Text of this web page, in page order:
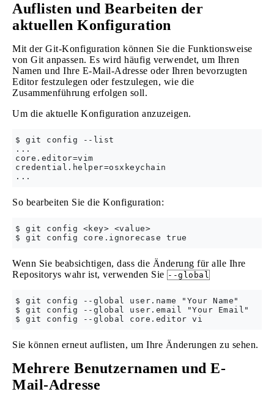
Auflisten und Bearbeiten der
aktuellen Konfiguration
Mit der Git-Konfiguration können Sie die Funktionsweise
von Git anpassen. Es wird häufig verwendet, um Ihren
Namen und Ihre E-Mail-Adresse oder Ihren bevorzugten
Editor festzulegen oder festzulegen, wie die
Zusammenführung erfolgen soll.
Um die aktuelle Konfiguration anzuzeigen.
$ git config --list
...
core.editor=vim
credential.helper=osxkeychain
So bearbeiten Sie die Konfiguration:
$ git config <key> <value>
Wenn Sie beabsichtigen, dass die Änderung für alle Ihre
Repositorys wahr ist, verwenden Sie --global
$ git config --global user.name "Your Name"
$ git config --global user.email "Your Email"
Sie können erneut auflisten, um Ihre Änderungen zu sehen.
Mehrere Benutzernamen und E-
Mail-Adresse